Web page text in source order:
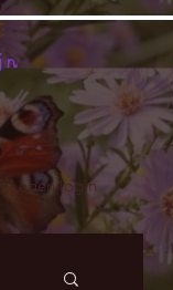
Leden login